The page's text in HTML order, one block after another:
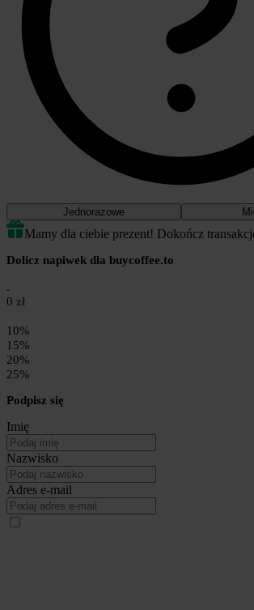
Jednorazowe
Mamy dla ciebie prezent! Dokończ
Dolicz napiwek dla buycoffee.to
0 zł
10%
15%
20%
25%
Podpisz się
Imię
Nazwisko
Adres e-mail